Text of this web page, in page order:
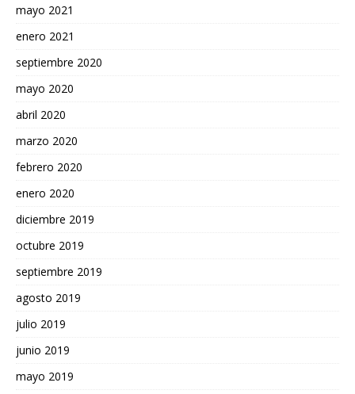
mayo 2021
enero 2021
septiembre 2020
mayo 2020
abril 2020
marzo 2020
febrero 2020
enero 2020
diciembre 2019
octubre 2019
septiembre 2019
agosto 2019
julio 2019
junio 2019
mayo 2019